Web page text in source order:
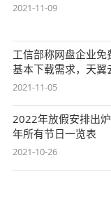
2021-11-09
工信部称网盘企业
基本下载需求，天翼
始终
2021-11-05
2022年放假安排出
年所有节日一览表
2021-10-26